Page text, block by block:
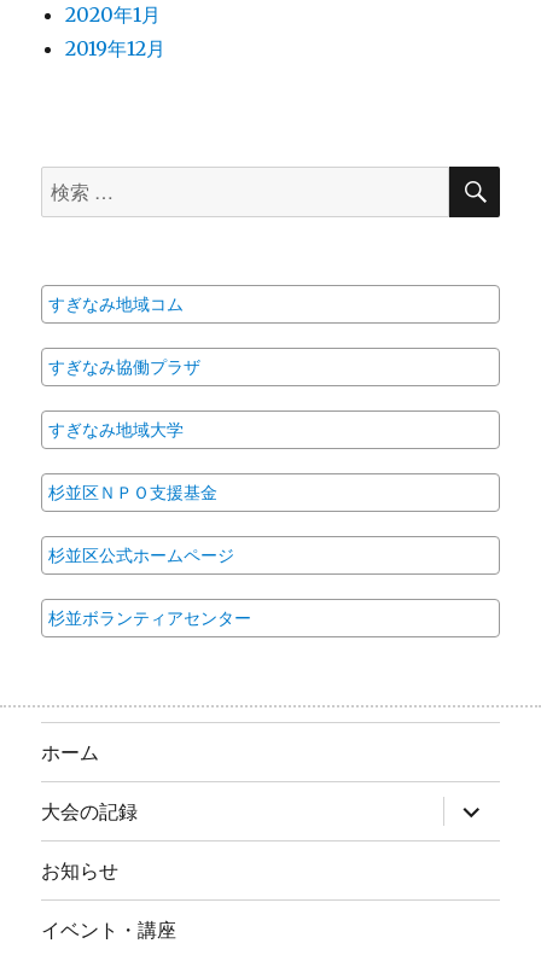
2020年1月
2019年12月
検
索
象:
検
すぎなみ地域コム
すぎなみ協働プラザ
すぎなみ地域大学
杉並区ＮＰＯ支援基金
杉並区公式ホームページ
杉並ボランティアセンター
ホーム
大会の記録 サ
ブ
メ
ー
お知らせ
イベント・講座